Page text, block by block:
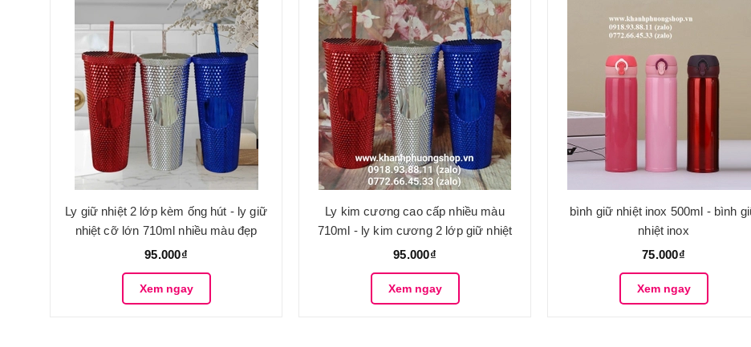
Ly giữ nhiệt 2 lớp kèm ống hút - ly giữ
nhiệt cỡ lớn 710ml nhiều màu đẹp
95.000₫
Xem ngay
Ly kim cương cao cấp nhiều màu
710ml - ly kim cương 2 lớp giữ nhiệt
95.000₫
Xem ngay
bình giữ nhiệt inox 500ml - bình
nhiệt inox
75.000₫
Xem ngay